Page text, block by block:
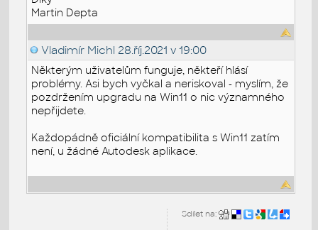
Martin Depta
Vladimír Michl 28.říj.2021 v 19:00
Některým uživatelům funguje, někteří hlásí
problémy. Asi bych vyčkal a neriskoval - myslím, že
pozdržením upgradu na Win11 o nic významného
nepřijdete.
Každopádně oficiální kompatibilita s Win11 zatím
není, u žádné Autodesk aplikace.
Sdílet na: